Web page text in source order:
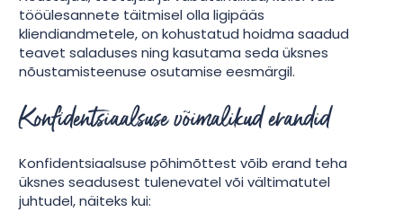
tööülesannete täitmisel olla ligipääs
kliendiandmetele, on kohustatud hoidma saadud
teavet saladuses ning kasutama seda üksnes
nõustamisteenuse osutamise eesmärgil.
Konfidentsiaalsuse võimalikud erandid
Konfidentsiaalsuse põhimõttest võib erand teha
üksnes seadusest tulenevatel või vältimatutel
juhtudel, näiteks kui: